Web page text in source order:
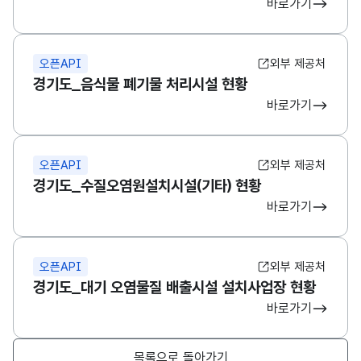
바로가기
오픈API 외부 제공처
경기도_음식물 폐기물 처리시설 현황
바로가기
오픈API 외부 제공처
경기도_수질오염원설치시설(기타) 현황
바로가기
오픈API 외부 제공처
경기도_대기 오염물질 배출시설 설치사업장 현황
바로가기
목록으로 돌아가기